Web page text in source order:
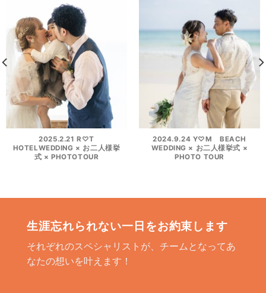
2025.2.21 R♡T
HOTELWEDDING × お二人様挙
式 × PHOTOTOUR
2024.9.24 Y♡M BEACH
WEDDING × お二人様挙式 ×
PHOTO TOUR
生涯忘れられない一日をお約束します
それぞれのスペシャリストが、チームとなってあ
なたの想いを叶えます！